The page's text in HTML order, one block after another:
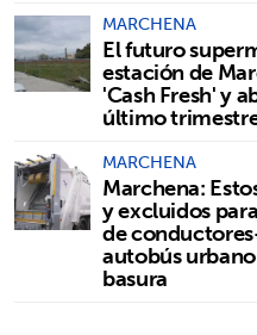
MARCHENA
El futuro
estación de
'Cash Fresh' y
último
MARCHENA
Marchena:
y excluidos
de
autobús
basura